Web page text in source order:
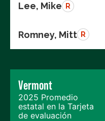
Lee, Mike R
Romney, Mitt R
Vermont
2025 Promedio
estatal en la Tarjeta
de evaluación